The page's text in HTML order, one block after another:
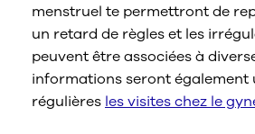
menstruel te permettront de
un retard de règles et les
peuvent être associées à
informations seront également
régulières les visites chez le